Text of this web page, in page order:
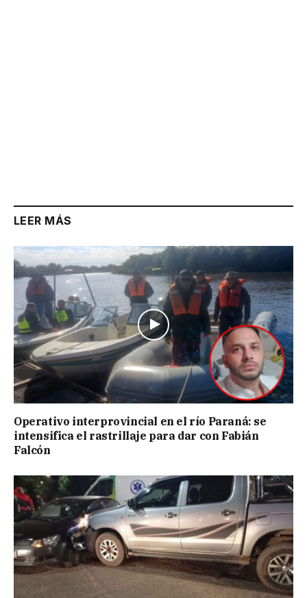
LEER MÁS
Operativo interprovincial en el río Paraná: se
intensifica el rastrillaje para dar con Fabián
Falcón